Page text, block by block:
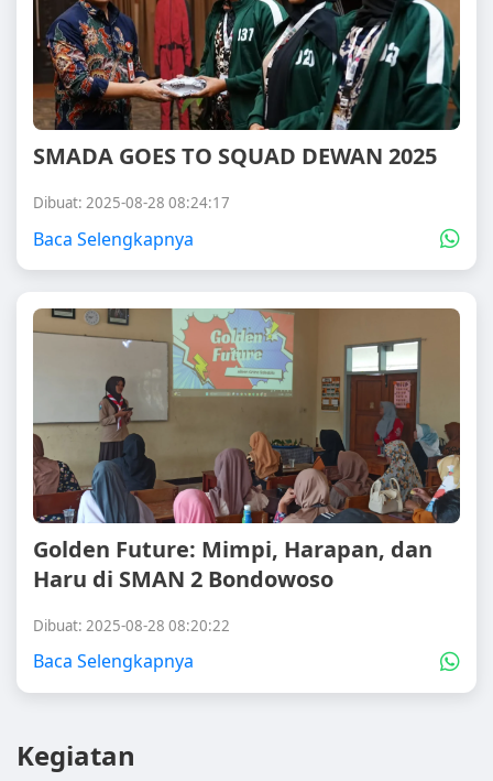
SMADA GOES TO SQUAD DEWAN 2025
Dibuat: 2025-08-28 08:24:17
Baca Selengkapnya
Golden Future: Mimpi, Harapan, dan
Haru di SMAN 2 Bondowoso
Dibuat: 2025-08-28 08:20:22
Baca Selengkapnya
Kegiatan